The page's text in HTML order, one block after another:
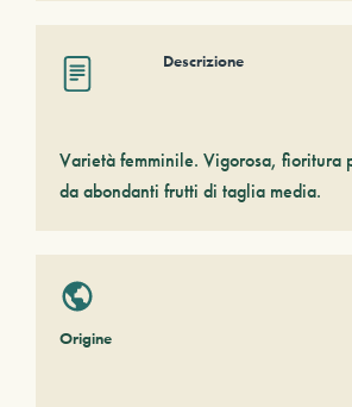
Descrizione
Varietà femminile. Vigorosa, fioritura
da abondanti frutti di taglia media.
Origine